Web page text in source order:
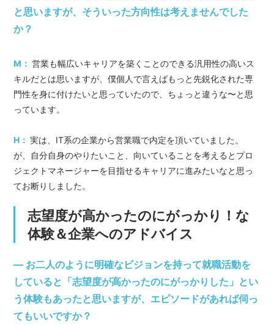
と思いますが、そういった方向性は考えませんでした
か？
M：営業も幅広いキャリアを築くことのできる汎用性の高いス
キルだとは思いますが、僕個人で言えばもっと先鋭化された専
門性を身に付けたいと思っていたので、ちょっと違うな〜と思
っています。
H：実は、IT系の企業から営業職で内定を頂いていました。
が、自分自身のやりたいこと、向いていることを考えるとプロ
ジェクトマネージャーを目指せるキャリアに進みたいなと思っ
てお断りしました。
志望度が高かったのにがっかり！な
体験＆企業へのアドバイス
― お二人のように明確なビジョンを持って就職活動を
していると「志望度が高かったのにがっかりした」とい
う体験もあったと思いますが、エピソードがあれば伺っ
てもいいですか？